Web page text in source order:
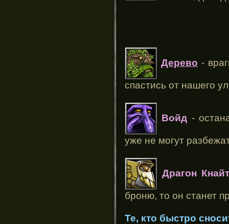
Дерево -
спастись от нашего
Войд -
уже не могут
Драгон
броню, то он станет
Те, кто быстро